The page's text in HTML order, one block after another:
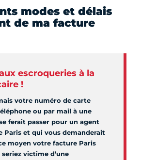
modes et délais
de ma facture
escroqueries à la
!
votre numéro de carte
ou par mail à une
ferait passer pour un agent
Paris et qui vous demanderait
moyen votre facture Paris
victime d’une